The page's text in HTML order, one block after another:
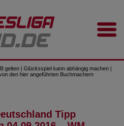
gelten | Glücksspiel kann abhängig machen |
den hier angeführten Buchmachern
Tipp